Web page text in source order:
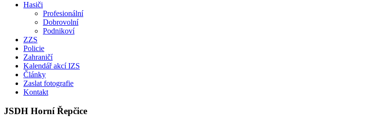
Hasiči
Profesionální
Dobrovolní
Podnikoví
ZZS
Policie
Zahraničí
Kalendář akcí IZS
Články
Zaslat fotografie
Kontakt
JSDH Horní Řepčice